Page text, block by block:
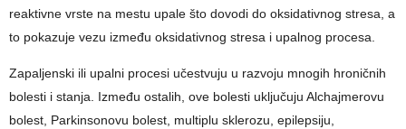
reaktivne vrste na mestu upale što dovodi do oksidativnog stresa, a
to pokazuje vezu između oksidativnog stresa i upalnog procesa.
Zapaljenski ili upalni procesi učestvuju u razvoju mnogih hroničnih
bolesti i stanja. Između ostalih, ove bolesti uključuju Alchajmerovu
bolest, Parkinsonovu bolest, multiplu sklerozu, epilepsiju,